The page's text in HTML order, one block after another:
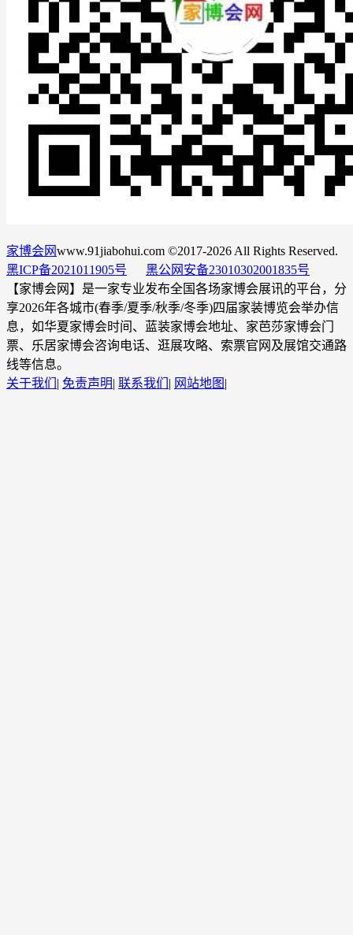
家博会网www.91jiabohui.com ©2017-2026 All Rights Reserved.
黑ICP备2021011905号
黑公网安备23010302001835号
【家博会网】是一家专业发布全国各场家博会展讯的平台，分
享2026年各城市(春季/夏季/秋季/冬季)四届家装博览会举办信
息，如华夏家博会时间、蓝装家博会地址、家芭莎家博会门
票、乐居家博会咨询电话、逛展攻略、索票官网及展馆交通路
线等信息。
关于我们 | 免责声明| 联系我们 | 网站地图 |